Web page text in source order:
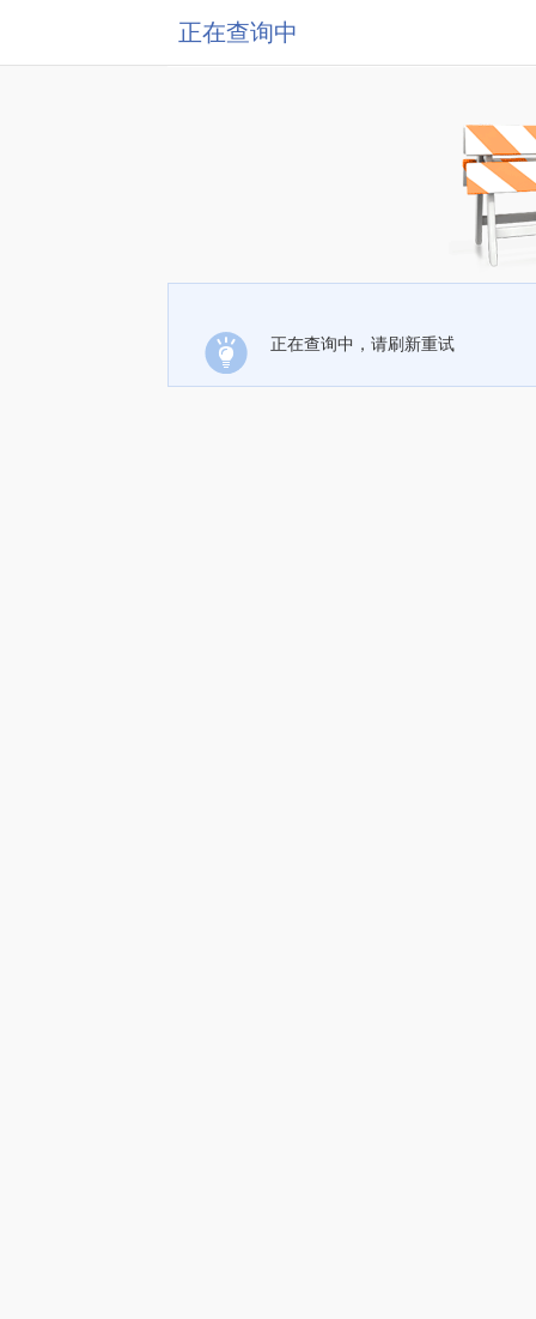
正在查询中
正在查询中，请刷新重试